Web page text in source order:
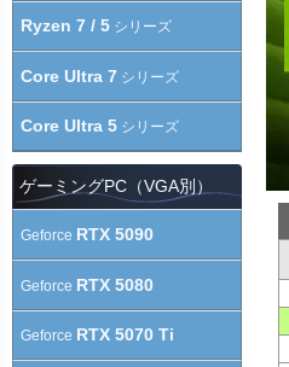
Ryzen 7 / 5 シリーズ
Core Ultra 7 シリーズ
Core Ultra 5 シリーズ
ゲーミングPC（VGA別）
Geforce RTX 5090
Geforce RTX 5080
Geforce RTX 5070 Ti